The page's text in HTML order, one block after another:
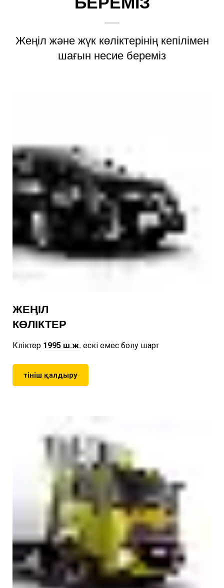
Жеңіл және жүк көліктерінің кепілімен
шағын несие береміз
ЖЕҢІЛ
КӨЛІКТЕР
Көліктер 1995 ш.ж. ескі емес болу шарт
Өтініш қалдыру